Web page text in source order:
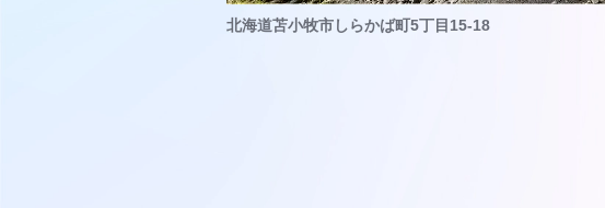
北海道苫小牧市しらかば町5丁目15-18